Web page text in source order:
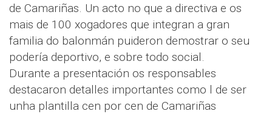
de Camariñas. Un acto no que a directiva e os
mais de 100 xogadores que integran a gran
familia do balonmán puideron demostrar o seu
podería deportivo, e sobre todo social.
Durante a presentación os responsables
destacaron detalles importantes como l de ser
unha plantilla cen por cen de Camariñas